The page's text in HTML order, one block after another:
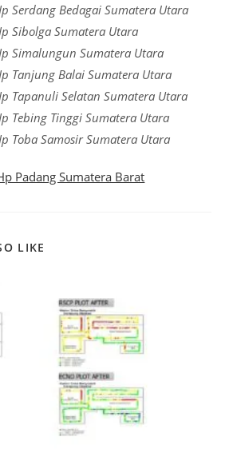
Serdang Bedagai Sumatera Utara
Sibolga Sumatera Utara
Simalungun Sumatera Utara
Tanjung Balai Sumatera Utara
Tapanuli Selatan Sumatera Utara
Tebing Tinggi Sumatera Utara
Toba Samosir Sumatera Utara
Padang Sumatera Barat
LIKE